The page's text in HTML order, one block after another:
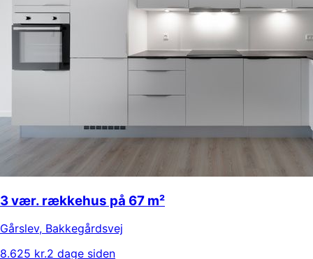
3 vær. rækkehus på 67 m²
Gårslev, Bakkegårdsvej
8.625 kr.2 dage siden